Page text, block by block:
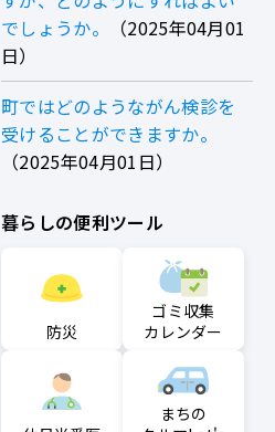
でしょうか。
2025年04月01
日
町ではどのようながん検診を
受けることができますか。
2025年04月01日
暮らしの便利ツール
防災
ゴミ収集
カレンダー
まちの